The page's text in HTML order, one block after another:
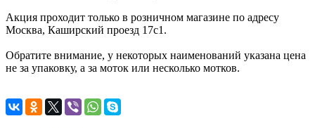
Акция проходит только в розничном магазине по адресу
Москва, Каширский проезд 17с1.
Обратите внимание, у некоторых наименований указана цена
не за упаковку, а за моток или несколько мотков.